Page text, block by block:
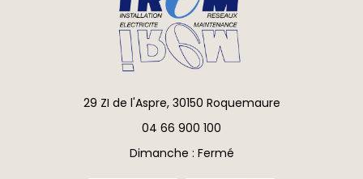
29 ZI de l'Aspre, 30150 Roquemaure
04 66 900 100
Dimanche : Fermé